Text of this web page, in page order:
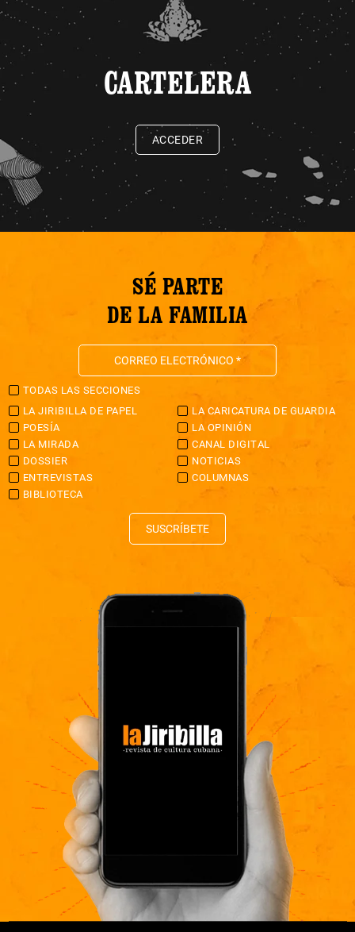
CARTELERA
ACCEDER
SÉ PARTE
DE LA FAMILIA
TODAS LAS SECCIONES
LA JIRIBILLA DE PAPEL
LA CARICATURA DE GUARDIA
POESÍA
LA OPINIÓN
LA MIRADA
CANAL DIGITAL
DOSSIER
NOTICIAS
ENTREVISTAS
COLUMNAS
BIBLIOTECA
SUSCRÍBETE